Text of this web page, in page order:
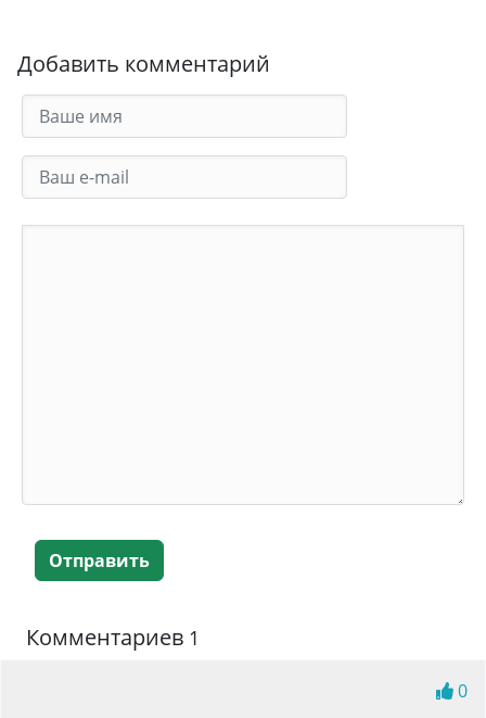
Добавить комментарий
Отправить
Комментариев 1
0